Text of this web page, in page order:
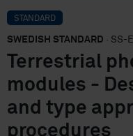
STANDARD
SWEDISH STANDARD · SS-
Terrestrial
modules -
and type
procedures